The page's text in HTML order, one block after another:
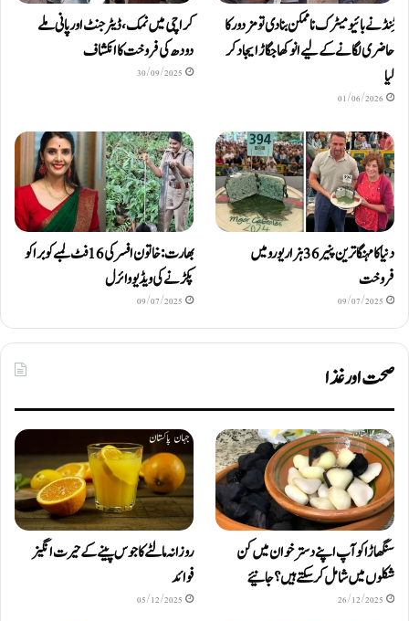
ٹِنڈ نے بائیومیٹرک ناممکن بنا دی تو مزدور کا
حاضری لگانے کے لیے انوکھا جگاڑ ایجاد کر
لیا
01/06/2026
کراچی میں نمک، ڈیٹرجنٹ اور پانی ملے
دودھ کی فروخت کا انکشاف
30/09/2025
دنیا کا مہنگا ترین پنیر 36 ہزار یورو میں
فروخت
09/07/2025
بھارت: خاتون افسر کی 16 فٹ لمبے کوبرا کو
پکڑنے کی ویڈیو وائرل
09/07/2025
صحت اور غذا
سنگھاڑا کو آپ اپنے دستر خوان میں کن
شکلوں میں شامل کرسکتے ہیں ؟ جانیئے
26/12/2025
روزانہ مالٹے کا جوس پینے کے حیرت انگیز
فوائد
05/12/2025